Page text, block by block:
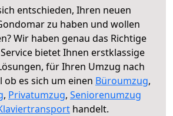
entschieden, Ihren neuen
zu haben und wollen
Wir haben genau das Richtige
bietet Ihnen erstklassige
für Ihren Umzug nach
ob es sich um einen Büroumzug,
, Privatumzug, Seniorenumzug
handelt.